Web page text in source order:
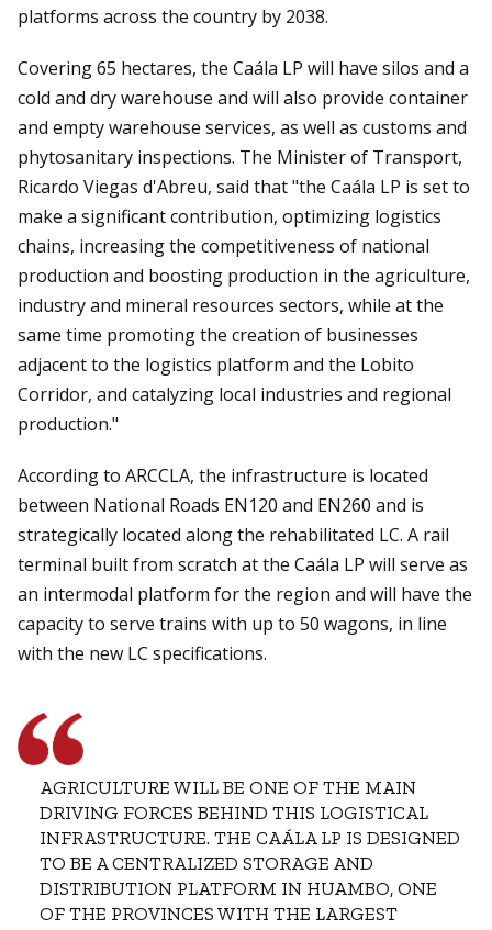
platforms across the country by 2038.
Covering 65 hectares, the Caála LP will have silos and a
cold and dry warehouse and will also provide container
and empty warehouse services, as well as customs and
phytosanitary inspections. The Minister of Transport,
Ricardo Viegas d'Abreu, said that "the Caála LP is set to
make a significant contribution, optimizing logistics
chains, increasing the competitiveness of national
production and boosting production in the agriculture,
industry and mineral resources sectors, while at the
same time promoting the creation of businesses
adjacent to the logistics platform and the Lobito
Corridor, and catalyzing local industries and regional
production."
According to ARCCLA, the infrastructure is located
between National Roads EN120 and EN260 and is
strategically located along the rehabilitated LC. A rail
terminal built from scratch at the Caála LP will serve as
an intermodal platform for the region and will have the
capacity to serve trains with up to 50 wagons, in line
with the new LC specifications.
AGRICULTURE WILL BE ONE OF THE MAIN
DRIVING FORCES BEHIND THIS LOGISTICAL
INFRASTRUCTURE. THE CAÁLA LP IS DESIGNED
TO BE A CENTRALIZED STORAGE AND
DISTRIBUTION PLATFORM IN HUAMBO, ONE
OF THE PROVINCES WITH THE LARGEST